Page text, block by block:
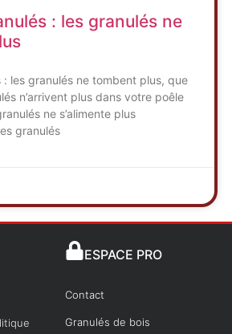
: les granulés ne
: les granulés ne tombent plus, que
n’arrivent plus dans votre poêle
ne s’alimente plus
granulés
ESPACE PRO
Contact
Granulés de bois